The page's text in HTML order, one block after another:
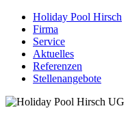
Holiday Pool Hirsch
Firma
Service
Aktuelles
Referenzen
Stellenangebote